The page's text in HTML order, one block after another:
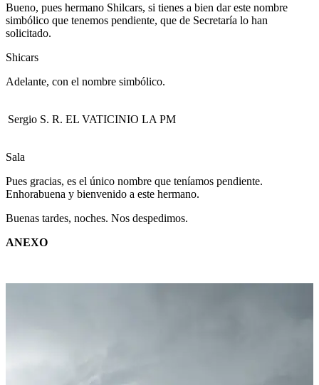
Bueno, pues hermano Shilcars, si tienes a bien dar este nombre
simbólico que tenemos pendiente, que de Secretaría lo han
solicitado.
Shicars
Adelante, con el nombre simbólico.
Sergio S. R. EL VATICINIO LA PM
Sala
Pues gracias, es el único nombre que teníamos pendiente.
Enhorabuena y bienvenido a este hermano.
Buenas tardes, noches. Nos despedimos.
ANEXO